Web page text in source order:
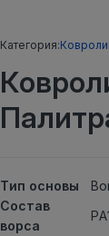
Категория:
Тип основы
Состав
ворса